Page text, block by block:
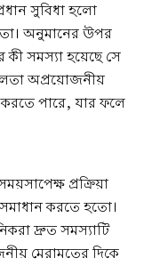
সুবিধা হলো
অনুমানের উপর
সমস্যা হয়েছে সে
অপ্রয়োজনীয়
করতে পারে, যার ফলে
প্রক্রিয়া
করতে হতো।
দ্রুত সমস্যাটি
মেরামতের দিকে